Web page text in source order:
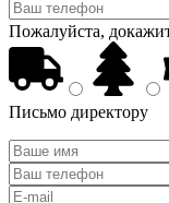
Пожалуйста,
Письмо директору